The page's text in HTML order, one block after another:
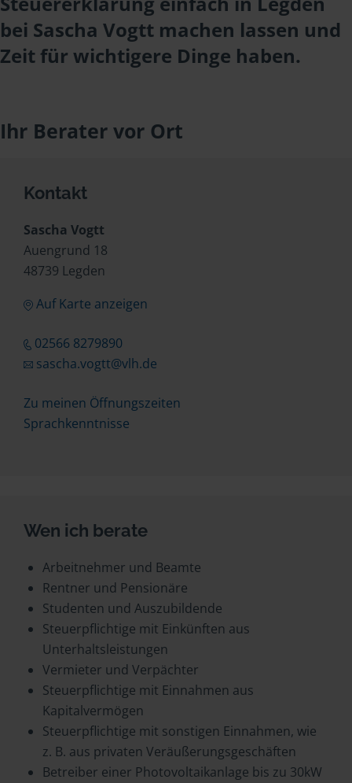
bei Sascha Vogtt machen lassen und
Zeit für wichtigere Dinge haben.
Ihr Berater vor Ort
Kontakt
Sascha Vogtt
Auengrund 18
48739 Legden
Auf Karte anzeigen
02566 8279890
sascha.vogtt@vlh.de
Zu meinen Öffnungszeiten
Sprachkenntnisse
Wen ich berate
Arbeitnehmer und Beamte
Rentner und Pensionäre
Studenten und Auszubildende
Steuerpflichtige mit Einkünften aus
Unterhaltsleistungen
Vermieter und Verpächter
Steuerpflichtige mit Einnahmen aus
Kapitalvermögen
Steuerpflichtige mit sonstigen Einnahmen, wie
z. B. aus privaten Veräußerungsgeschäften
Betreiber einer Photovoltaikanlage bis zu 30kW